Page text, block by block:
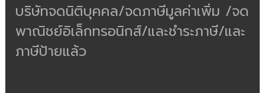
บริษัทจดนิติบุคคล/จดภาษีมูลค่าเพิ่ม /จด
พาณิชย์อิเล็กทรอนิกส์/และชำระภาษี/และ
ภาษีป้ายแล้ว